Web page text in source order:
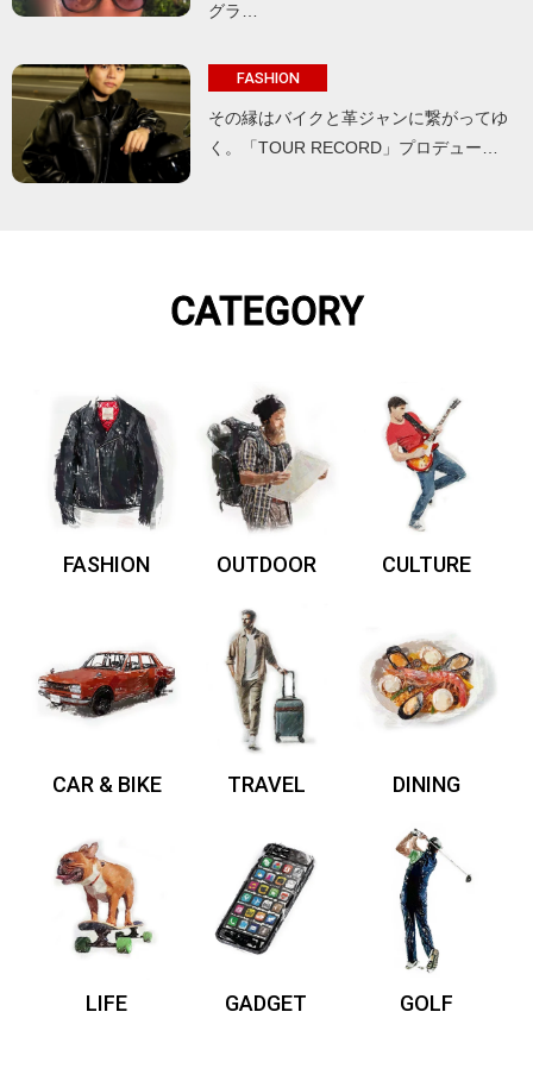
グラ…
FASHION
その縁はバイクと革ジャンに繋がってゆ
く。「TOUR RECORD」プロデュー…
CATEGORY
FASHION OUTDOOR CULTURE
CAR & BIKE TRAVEL DINING
LIFE GADGET GOLF